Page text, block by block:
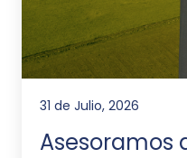
31 de Julio, 2026
Asesoramos